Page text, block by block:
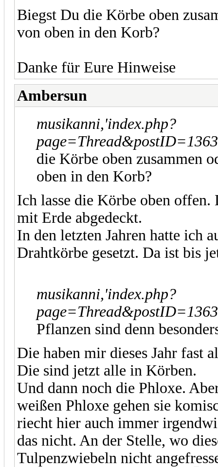
Biegst Du die Körbe oben
von oben in den Korb?
Danke für Eure Hinweise
Ambersun
musikanni,'index.php?
die Körbe oben zusammen
oben in den Korb?
Ich lasse die Körbe oben
mit Erde abgedeckt.
In den letzten Jahren hatte ich
Drahtkörbe gesetzt. Da ist bis
musikanni,'index.php?
Pflanzen sind denn
Die haben mir dieses Jahr fast
Die sind jetzt alle in Körben.
Und dann noch die Phloxe.
weißen Phloxe gehen sie
riecht hier auch immer
das nicht. An der Stelle, wo
Tulpenzwiebeln nicht